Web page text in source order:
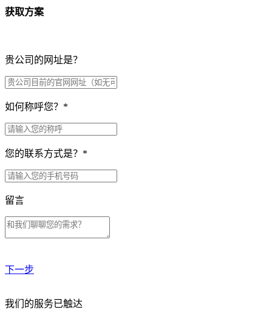
获取方案
贵公司的网址是？
如何称呼您？ *
您的联系方式是？ *
留言
下一步
贵公司预算范围是？
我们的服务已触达